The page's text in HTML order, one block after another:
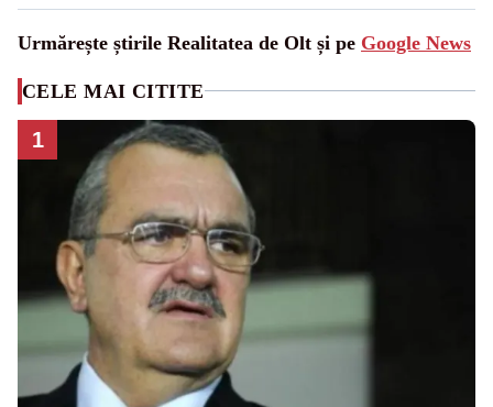
Urmărește știrile Realitatea de Olt și pe Google News
CELE MAI CITITE
1